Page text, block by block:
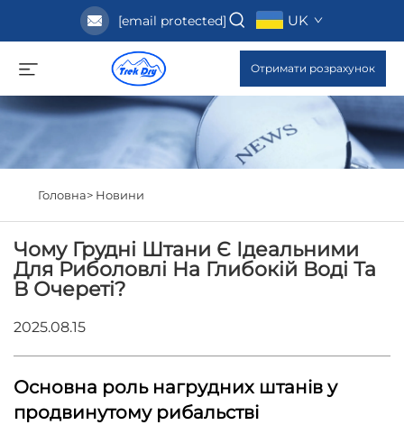
[email protected] UK
Отримати розрахунок
Головна> Новини
Чому Грудні Штани Є Ідеальними
Для Риболовлі На Глибокій Воді Та
В Очереті?
2025.08.15
Основна роль нагрудних штанів у
продвинутому рибальстві